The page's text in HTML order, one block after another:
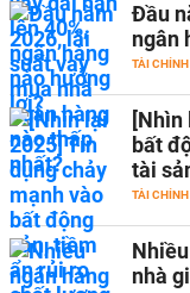
Đầu
ngân
TÀI CHÍNH
[Nhìn
bất
tài
TÀI CHÍNH
nhà